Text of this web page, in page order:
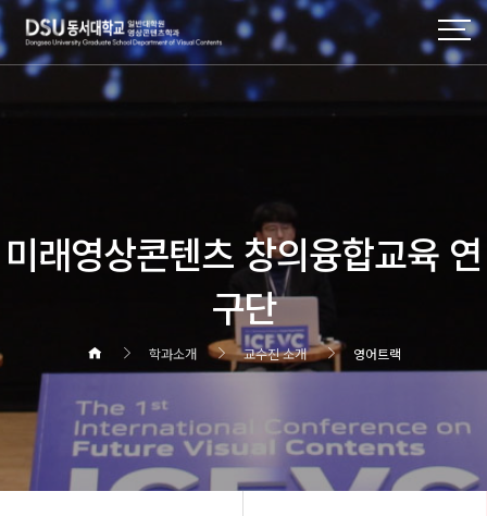
미래영상콘텐츠 창의융합교육 연
구단
학과소개 교수진 소개 영어트랙